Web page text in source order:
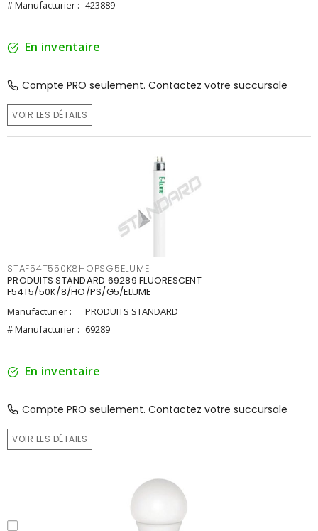
# Manufacturier : 423889
En inventaire
Compte PRO seulement. Contactez votre succursale
VOIR LES DÉTAILS
STAF54T550K8HOPSG5ELUME
PRODUITS STANDARD 69289 FLUORESCENT
F54T5/50K/8/HO/PS/G5/ELUME
Manufacturier :
PRODUITS STANDARD
# Manufacturier : 69289
En inventaire
Compte PRO seulement. Contactez votre succursale
VOIR LES DÉTAILS